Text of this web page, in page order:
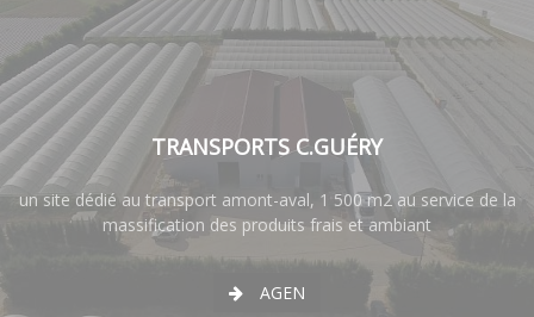
TRANSPORTS C.GUÉRY
un site dédié au transport amont-aval, 1 500 m2 au service de la
massification des produits frais et ambiant
AGEN